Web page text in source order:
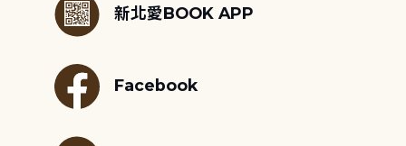
新北愛BOOK APP
Facebook